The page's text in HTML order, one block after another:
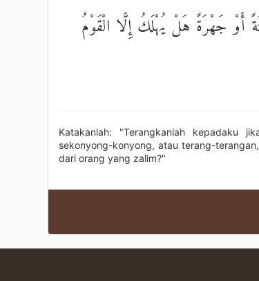
أَوْ جَهْرَةً هَلْ يُهْلَكُ إِلَّا الْقَوْمُ
Katakanlah: "Terangkanlah kepadaku
sekonyong-konyong, atau terang-
dari orang yang zalim?"